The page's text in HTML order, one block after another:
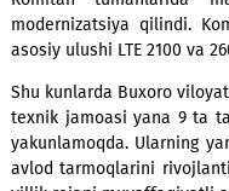
Joriy yilda Mobiuzning
(G‘ijduvon tumani),
Jonxo‘roz (Peshku
Internet-trafikning
shahri, G‘ijduvon,
Romitan